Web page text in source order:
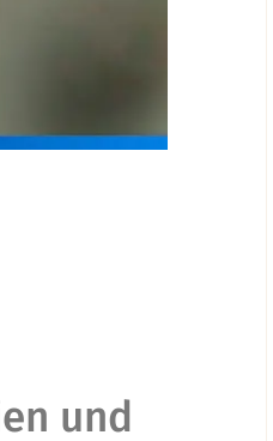
und